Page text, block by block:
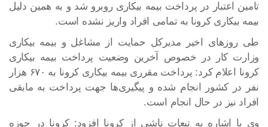
تامین اعتبار در پرداخت بیمه بیکاری روبرو شد و به همین دلیل
بیمه بیکاری کرونا به تمامی افراد واریز نشده است.
طی روزهای اخیر مدیرکل حمایت از مشاغل و بیمه بیکاری
وزارت کار در خصوص آخرین وضعیت پرداخت بیمه بیکاری
کرونا اعلام کرد: پرداخت مقرری بیمه بیکاری کرونا به ۶۷۰ هزار
نفر در کشور انجام شده و پیگیری‌ها جهت پرداخت به مابقی
افراد نیز در حال انجام است.
وی با اشاره به تبعات ناشی از کرونا افزود: کرونا در حوزه